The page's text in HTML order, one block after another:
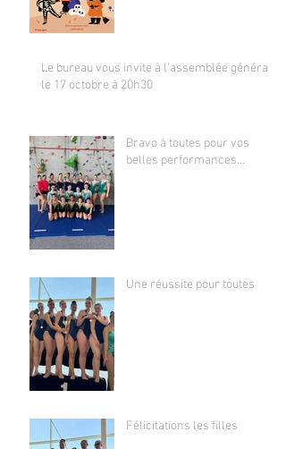
Le bureau vous invite à l'assemblée générale
le 17 octobre à 20h30
Bravo à toutes pour vos
belles performances...
Une réussite pour toutes
Félicitations les filles